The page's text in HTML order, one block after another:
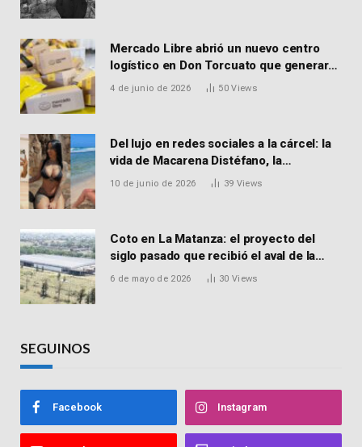
Mercado Libre abrió un nuevo centro
logístico en Don Torcuato que generará
900 empleos: cómo enviar el CV
4 de junio de 2026 50Views
Del lujo en redes sociales a la cárcel: la
vida de Macarena Distéfano, la
influencer de San Martín acusada de
10 de junio de 2026 39 Views
Coto en La Matanza: el proyecto del
siglo pasado que recibió el aval de la
Justicia para reactivar una obra frenada
6 de mayo de 2026 30 Views
SEGUINOS
Facebook Instagram